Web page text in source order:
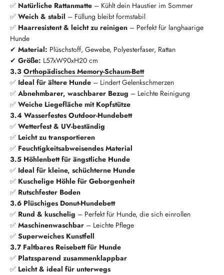
✅ Natürliche Rattanmatte – Kühlt dein Haustier im Sommer
✅ Weich & stabil – Füllung bleibt formstabil
✅ Haarresistent & leicht zu reinigen – Perfekt für langhaarige
Hunde
✔ Material: Plüschstoff, Gewebe, Polyesterfaser, Rattan
✔ Größe: L57xW90xH20 cm
3.3 Orthopädisches Memory-Schaum-Bett
✅ Ideal für ältere Hunde – Lindert Gelenkschmerzen
✅ Abnehmbarer, waschbarer Bezug – Leichte Reinigung
✅ Weiche Liegefläche mit Kopfstütze
3.4 Wasserfestes Outdoor-Hundebett
✅ Wetterfest & UV-beständig
✅ Leicht zu transportieren
✅ Feuchtigkeitsabweisendes Material
3.5 Höhlenbett für ängstliche Hunde
✅ Ideal für kleine, schüchterne Hunde
✅ Kuschelige Höhle für Geborgenheit
✅ Rutschfester Boden
3.6 Plüschiges Donut-Hundebett
✅ Rund & kuschelig – Perfekt für Hunde, die sich einrollen
✅ Maschinenwaschbar – Leichte Pflege
✅ Superweiches Kunstfell
3.7 Faltbares Reisebett für Hunde
✅ Platzsparend zusammenklappbar
✅ Leicht & ideal für unterwegs